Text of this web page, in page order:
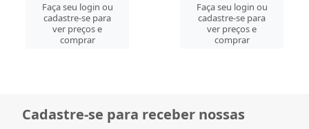
Faça seu login ou
cadastre-se para
ver preços e
comprar
Faça seu login ou
cadastre-se para
ver preços e
comprar
Cadastre-se para receber nossas